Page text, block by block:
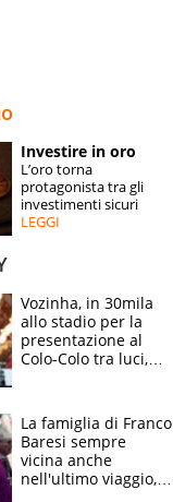
Investire in oro
L’oro torna
protagonista tra gli
investimenti sicuri
LEGGI
Vozinha, in 30mila
allo stadio per la
presentazione al
Colo-Colo tra luci,
La famiglia di Franco
Baresi sempre
vicina anche
nell'ultimo viaggio,